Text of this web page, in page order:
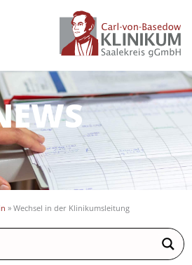
» Wechsel in der Klinikumsleitung